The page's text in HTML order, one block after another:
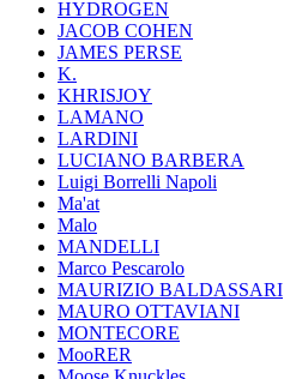
HYDROGEN
JACOB COHEN
JAMES PERSE
K.
KHRISJOY
LAMANO
LARDINI
LUCIANO BARBERA
Luigi Borrelli Napoli
Ma'at
Malo
MANDELLI
Marco Pescarolo
MAURIZIO BALDASSARI
MAURO OTTAVIANI
MONTECORE
MooRER